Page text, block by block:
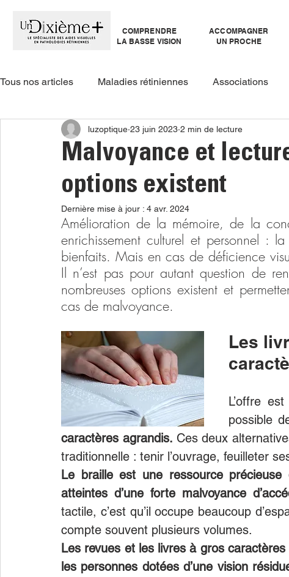
COMPRENDRE
LA BASSE VISION
ACCOMPAGNER
UN PROCHE
Tous nos articles Maladies rétiniennes Associations
Guide produit
Malvoyance et
options existent
luzoptique 23 juin 2023 2 min de lecture
Dernière mise à jour : 4 avr. 2024
Amélioration de la mémoire, de la
enrichissement culturel et personnel :
bienfaits. Mais en cas de déficience
Il n’est pas pour autant question de
nombreuses options existent et
cas de malvoyance.
Les
L’offre
possible
caractères agrandis. Ces deux
traditionnelle : tenir l’ouvrage, feuilleter
Le braille est une ressource
atteintes d’une forte malvoyance
tactile, c’est qu’il occupe beaucoup
compte souvent plusieurs volumes.
Les revues et les livres à gros
les personnes dotées d’une vision